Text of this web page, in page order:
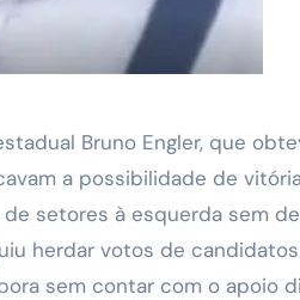
Bruno Engler, que
a possibilidade de
setores à esquerda sem
herdar votos de
sem contar com o apoio